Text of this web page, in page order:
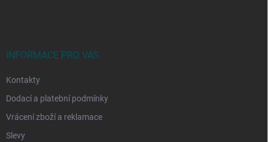
INFORMACE PRO VÁS
Kontakty
Dodací a platební podmínky
Vrácení zboží a reklamace
Slevy